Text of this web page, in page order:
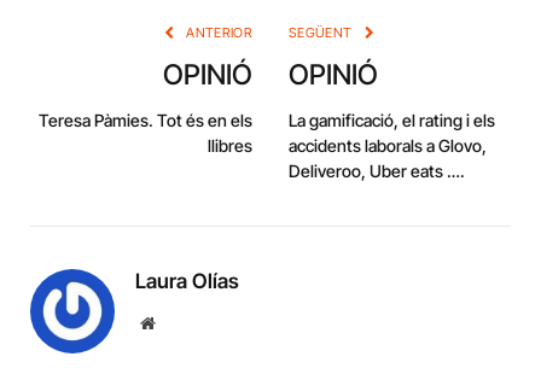
ANTERIOR
OPINIÓ
Teresa Pàmies. Tot és en els
llibres
SEGÜENT
OPINIÓ
La gamificació, el rating i els
accidents laborals a Glovo,
Deliveroo, Uber eats ….
Laura Olías
Website